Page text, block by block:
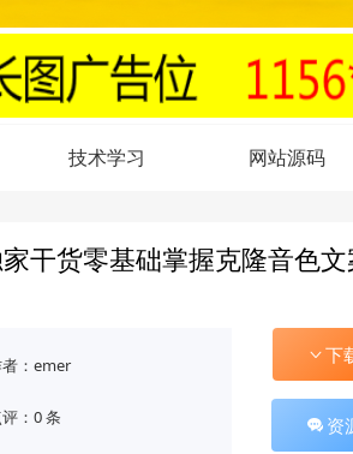
技术学习 网站源码
干货零基础掌握克隆音色
：emer
：0 条
下
资